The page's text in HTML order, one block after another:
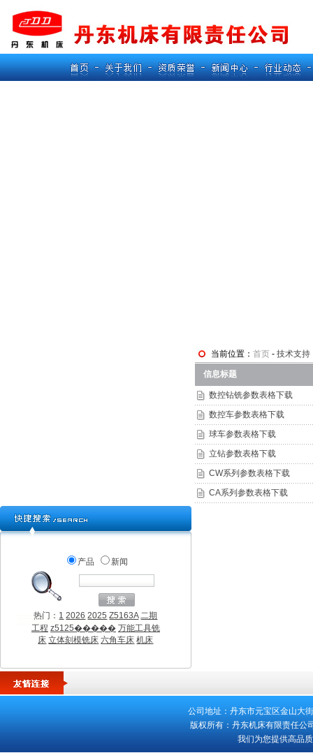
产品 新闻
热门： 1 2026 2025 Z5163A 二期
工程 z5125����� 万能工具铣
床 立体刻模铣床 六角车床 机床
当前位置： 首页 - 技术支持
信息标题
数控钻铣参数表格下载
数控车参数表格下载
球车参数表格下载
立钻参数表格下载
CW系列参数表格下载
CA系列参数表格下载
公司地址：丹东市元宝区金山大
版权所有：丹东机床有限责任
我们为您提供高品